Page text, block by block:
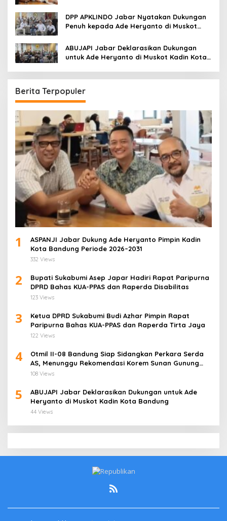
DPP APKLINDO Jabar Nyatakan Dukungan
Penuh kepada Ade Heryanto di Muskot
ABUJAPI Jabar Deklarasikan Dukungan
untuk Ade Heryanto di Muskot Kadin Kota
Berita Terpopuler
1
ASPANJI Jabar Dukung Ade Heryanto Pimpin Kadin
Kota Bandung Periode 2026–2031
332 Views
2
Bupati Sukabumi Asep Japar Hadiri Rapat Paripurna
DPRD Bahas KUA-PPAS dan Raperda Disabilitas
123 Views
3
Ketua DPRD Sukabumi Budi Azhar Pimpin Rapat
Paripurna Bahas KUA-PPAS dan Raperda Tirta Jaya
122 Views
4
Otmil II-08 Bandung Siap Sidangkan Perkara Serda
AS, Menunggu Rekomendasi Korem Sunan Gunung
Jati Cirebon
108 Views
5
ABUJAPI Jabar Deklarasikan Dukungan untuk Ade
Heryanto di Muskot Kadin Kota Bandung
44 Views